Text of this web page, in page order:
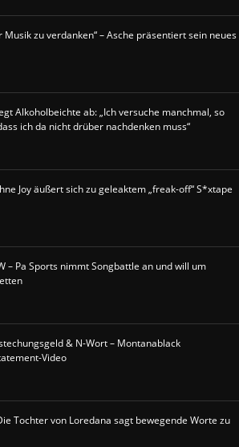
Musik zu verdanken“ – Asche präsentiert sein neues
Alkoholbeichte ab: „Ich versuche manchmal, so
ich da nicht drüber nachdenken muss“
Joy äußert sich zu geleaktem „freak-off“ S*xtape
– Pa Sports nimmt Songbattle an und will um
& N-Wort – Montanablack
Video
Tochter von Loredana sagt bewegende Worte zu